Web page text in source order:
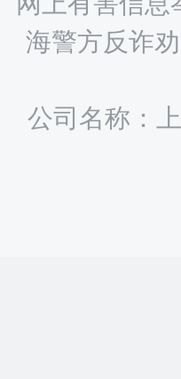
海警方反诈
公司名称：